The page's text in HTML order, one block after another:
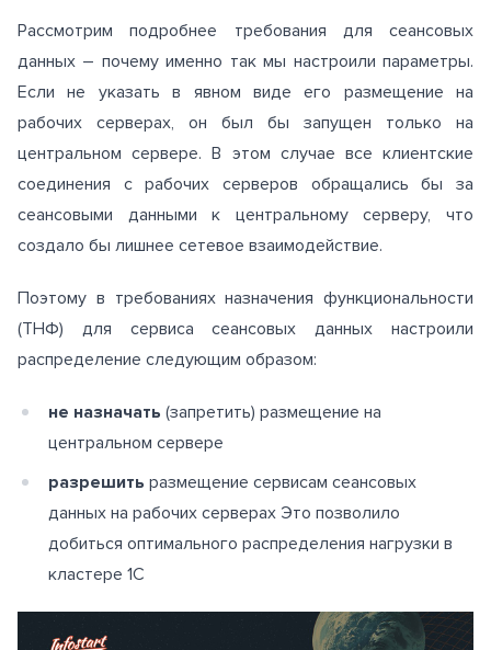
Рассмотрим подробнее требования для сеансовых
данных – почему именно так мы настроили параметры.
Если не указать в явном виде его размещение на
рабочих серверах, он был бы запущен только на
центральном сервере. В этом случае все клиентские
соединения с рабочих серверов обращались бы за
сеансовыми данными к центральному серверу, что
создало бы лишнее сетевое взаимодействие.
Поэтому в требованиях назначения функциональности
(ТНФ) для сервиса сеансовых данных настроили
распределение следующим образом:
не назначать (запретить) размещение на
центральном сервере
разрешить размещение сервисам сеансовых
данных на рабочих серверах Это позволило
добиться оптимального распределения нагрузки в
кластере 1С